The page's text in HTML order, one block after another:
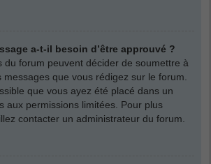
a-t-il besoin d’être approuvé ?
du forum peuvent décider de soumettre à
que vous rédigez sur le forum.
que vous ayez été placé dans un
aux permissions limitées. Pour plus
contacter un administrateur du forum.